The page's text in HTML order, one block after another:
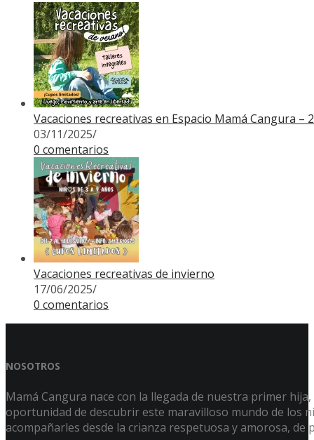
Vacaciones recreativas en Espacio Mamá Cangura –
03/11/2025/
0 comentarios
Vacaciones recreativas de invierno
17/06/2025/
0 comentarios
NOSOTROS
Mamá Cangura nace con la llegada de nuestra primer
oportunidad de descubrir este maravilloso mundo de los
acompañarles desde la crianza respetuosa y amorosa, de